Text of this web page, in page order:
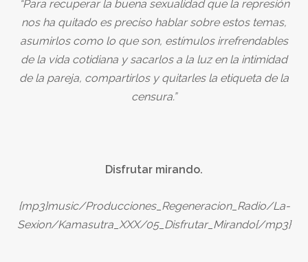
“Para recuperar la buena sexualidad que la represión
nos ha quitado es preciso hablar sobre estos temas,
asumirlos como lo que son, estímulos irrefrendables
de la vida cotidiana y sacarlos a la luz en la intimidad
de la pareja, compartirlos y quitarles la etiqueta de la
censura.”
Disfrutar mirando.
{mp3}music/Producciones_Regeneracion_Radio/La-
Sexion/Kamasutra_XXX/05_Disfrutar_Mirando{/mp3}